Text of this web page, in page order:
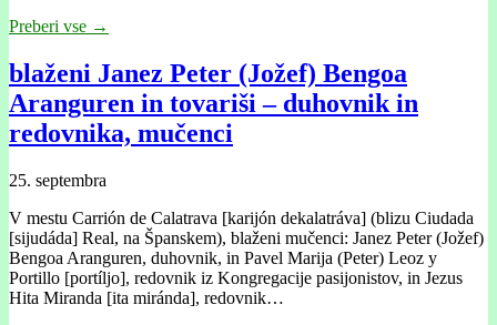
Preberi vse →
blaženi Janez Peter (Jožef) Bengoa
Aranguren in tovariši – duhovnik in
redovnika, mučenci
25. septembra
V mestu Carrión de Calatrava [karijón dekalatráva] (blizu Ciudada
[sijudáda] Real, na Španskem), blaženi mučenci: Janez Peter (Jožef)
Bengoa Aranguren, duhovnik, in Pavel Marija (Peter) Leoz y
Portillo [portíljo], redovnik iz Kongregacije pasijonistov, in Jezus
Hita Miranda [ita miránda], redovnik…